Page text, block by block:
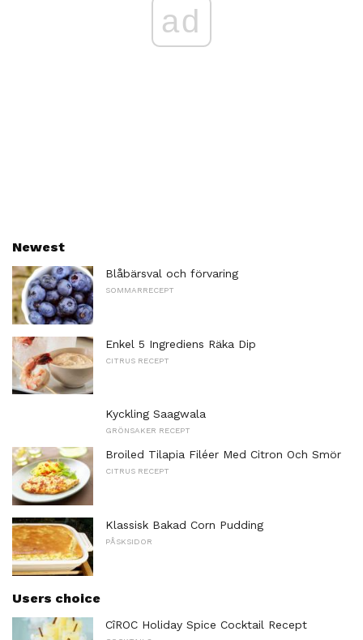
ad
Newest
Blåbärsval och förvaring
SOMMARRECEPT
Enkel 5 Ingrediens Räka Dip
CITRUS RECEPT
Kyckling Saagwala
GRÖNSAKER RECEPT
Broiled Tilapia Filéer Med Citron Och Smör
CITRUS RECEPT
Klassisk Bakad Corn Pudding
PÅSKSIDOR
Users choice
CîROC Holiday Spice Cocktail Recept